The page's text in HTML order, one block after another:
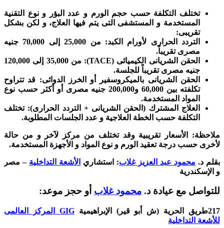
تختلف التكلفة حسب حجم الورم و عدد البؤر و نوع التقنية
المستخدمة و المستشفى التى يتم فيها العلاج، و لكن بشكل
تقريبى:
التردد الحرارى لأورام الكبد: من 25,000 إلى 70,000 جنيه
مصرى تقريباً.
الحقن الشريانى الكيميائى (TACE): من 35,000 إلى 120,000
جنيه مصرى تقريباً للجلسة.
الحقن الشريانى بالميكروسفير أو الخرز الدوائى: قد تتراوح
تكلفته بين 60,000 و200,000 جنيه مصرى أو أكثر حسب نوع
المواد المستخدمة.
العلاج المشترك (الحقن الشريانى + التردد الحرارى): تختلف
التكلفة حسب الخطة العلاجية و عدد الجلسات المطلوبة.
ملاحظة: الأسعار تقريبية وقد تختلف من مركز لآخر و من حالة
لأخرى حسب درجة تعقيد الورم و نوع المواد و الأجهزة المستخدمة.
بقلم د. محمود عبد العزيز غلاب: استشاري الأشعة التداخلية – مصر
و الإسكندرية
للتواصل مع عيادة د. محمود غلاب أو حجز موعد:
217طريق الحرية (ش أبو قير) الإبراهيمية
GIG المركز العالمى
للأشعة التداخلية